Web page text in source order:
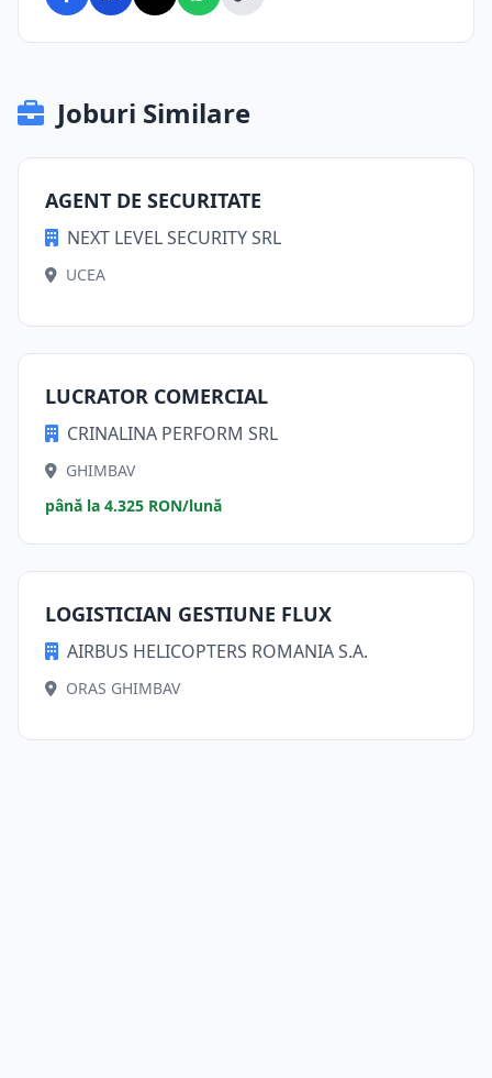
Joburi Similare
AGENT DE SECURITATE
NEXT LEVEL SECURITY SRL
UCEA
LUCRATOR COMERCIAL
CRINALINA PERFORM SRL
GHIMBAV
până la 4.325 RON/lună
LOGISTICIAN GESTIUNE FLUX
AIRBUS HELICOPTERS ROMANIA S.A.
ORAS GHIMBAV